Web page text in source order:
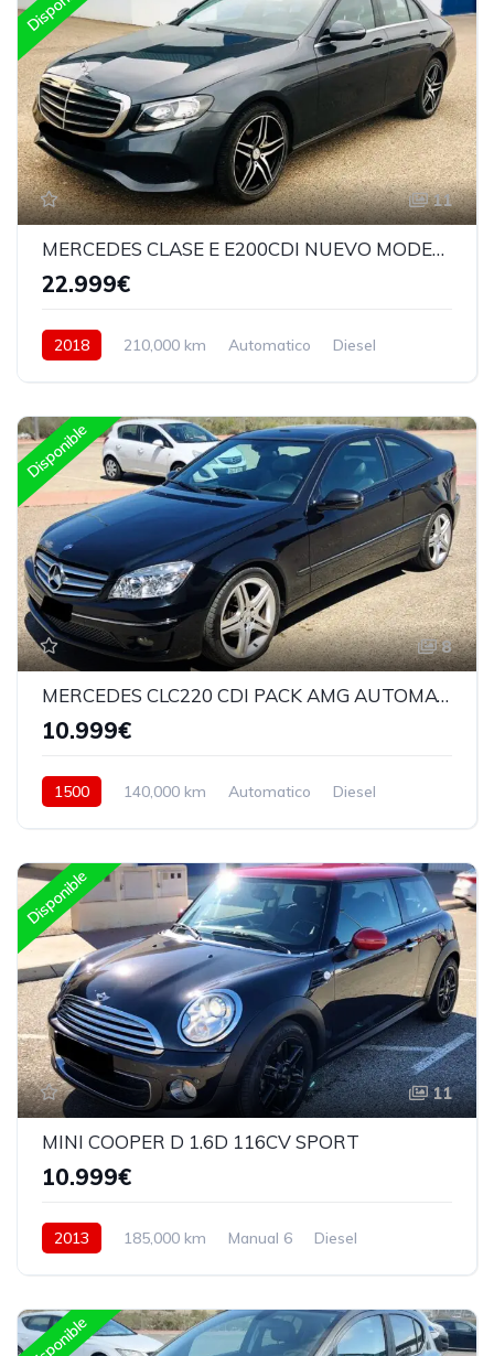
11
MERCEDES CLASE E E200CDI NUEVO MODELO 2018
22.999€
2018 210,000 km Automatico
Diesel
Disponible
8
MERCEDES CLC220 CDI PACK AMG AUTOMATICO
10.999€
1500 140,000 km Automatico
Diesel
Disponible
11
MINI COOPER D 1.6D 116CV SPORT
10.999€
2013 185,000 km Manual 6
Diesel
Disponible